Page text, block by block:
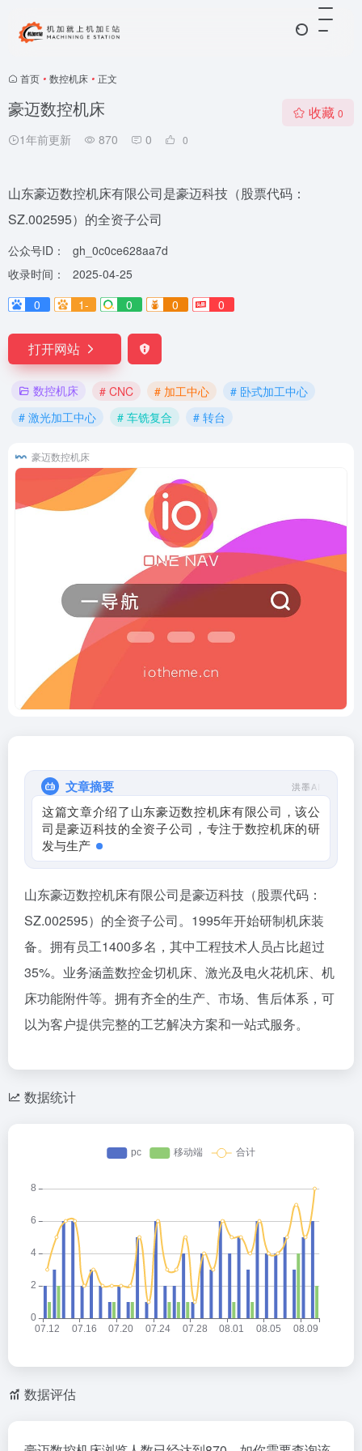
首页 • 数控机床 • 正文
豪迈数控机床
1年前更新 870 0 0
收藏 0
山东豪迈数控机床有限公司是豪迈科技（股票代码：
SZ.002595）的全资子公司
公众号ID：
gh_0c0ce628aa7d
收录时间：
2025-04-25
0
1- 0 0 0
打开网站
数控机床 # CNC # 加工中心
# 卧式加工中心
# 激光加工中心
# 车铣复合 # 转台
豪迈数控机床
文章摘要 洪墨AI
这篇文章介绍了山东豪迈数控机床有限公司，该公
司是豪迈科技的全资子公司，专注于数控机床的研
发与生产，拥有千余名
山东豪迈数控机床有限公司是豪迈科技（股票代码：
SZ.002595）的全资子公司。1995年开始研制机床装
备。拥有员工1400多名，其中工程技术人员占比超过
35%。业务涵盖数控金切机床、激光及电火花机床、机
床功能附件等。拥有齐全的生产、市场、售后体系，可
以为客户提供完整的工艺解决方案和一站式服务。
数据统计
数据评估